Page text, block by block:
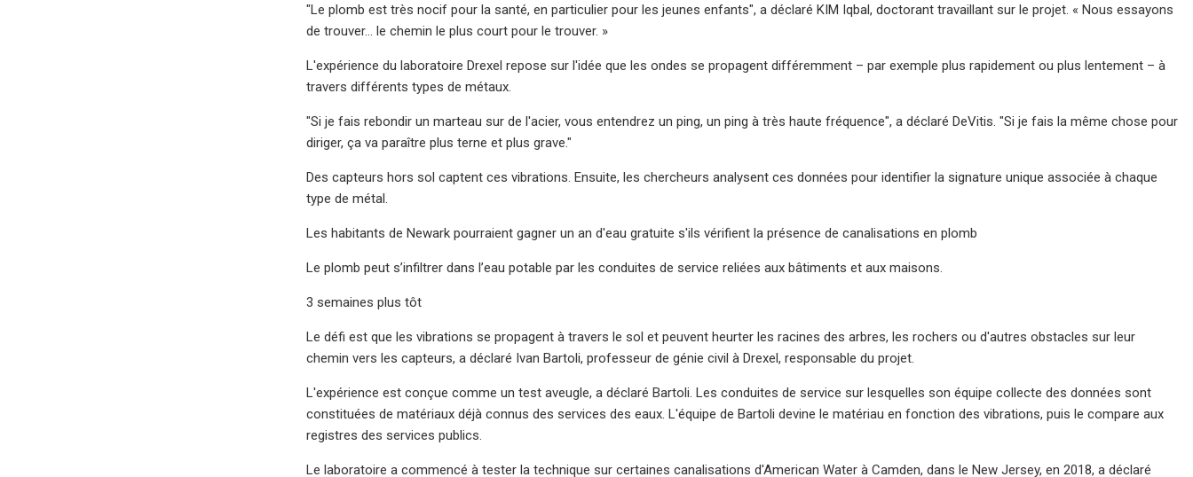
"Le plomb est très nocif pour la santé, en particulier pour les jeunes enfants", a déclaré KIM Iqbal, doctorant travaillant sur le projet. « Nous essayons
de trouver… le chemin le plus court pour le trouver. »
L'expérience du laboratoire Drexel repose sur l'idée que les ondes se propagent différemment – ​​par exemple plus rapidement ou plus lentement – ​​à
travers différents types de métaux.
"Si je fais rebondir un marteau sur de l'acier, vous entendrez un ping, un ping à très haute fréquence", a déclaré DeVitis. "Si je fais la même chose pour
diriger, ça va paraître plus terne et plus grave."
Des capteurs hors sol captent ces vibrations. Ensuite, les chercheurs analysent ces données pour identifier la signature unique associée à chaque
type de métal.
Les habitants de Newark pourraient gagner un an d'eau gratuite s'ils vérifient la présence de canalisations en plomb
Le plomb peut s’infiltrer dans l’eau potable par les conduites de service reliées aux bâtiments et aux maisons.
3 semaines plus tôt
Le défi est que les vibrations se propagent à travers le sol et peuvent heurter les racines des arbres, les rochers ou d'autres obstacles sur leur
chemin vers les capteurs, a déclaré Ivan Bartoli, professeur de génie civil à Drexel, responsable du projet.
L'expérience est conçue comme un test aveugle, a déclaré Bartoli. Les conduites de service sur lesquelles son équipe collecte des données sont
constituées de matériaux déjà connus des services des eaux. L'équipe de Bartoli devine le matériau en fonction des vibrations, puis le compare aux
registres des services publics.
Le laboratoire a commencé à tester la technique sur certaines canalisations d'American Water à Camden, dans le New Jersey, en 2018, a déclaré